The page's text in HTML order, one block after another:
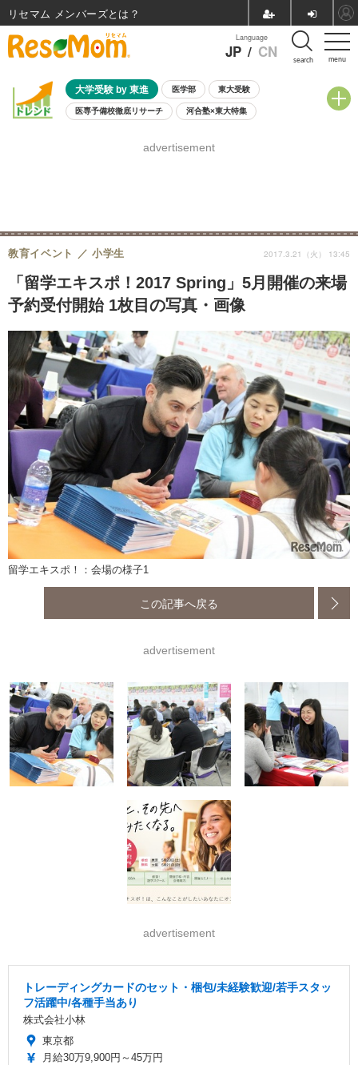
menu
Language
JP / CN search
大学受験 by 東進 医学部 東大受験
医専予備校徹底リサーチ 河合塾×東大特集
8月開催学校説明会・相談会
advertisement
「留学エキスポ！2017 Spring」5月開催の来場
予約受付開始 1枚目の写真・画像
教育イベント 小学生 2017.3.21（火） 13:45
留学エキスポ！：会場の様子1
この記事へ戻る
advertisement
advertisement
トレーディングカードのセット・梱包/未経験歓迎/若手スタッ
フ活躍中/各種手当あり
株式会社小林
東京都
月給30万9,900円～45万円
リセマム メンバーズ